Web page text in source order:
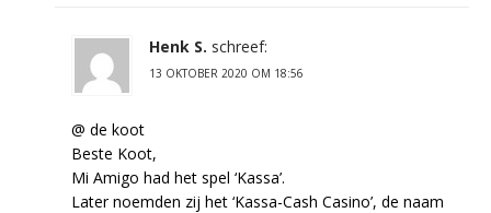
Henk S. schreef:
13 OKTOBER 2020 OM 18:56
@ de koot
Beste Koot,
Mi Amigo had het spel ‘Kassa’.
Later noemden zij het ‘Kassa-Cash Casino’, de naam